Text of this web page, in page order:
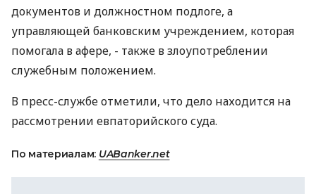
документов и должностном подлоге, а
управляющей банковским учреждением, которая
помогала в афере, - также в злоупотреблении
служебным положением.
В пресс-службе отметили, что дело находится на
рассмотрении евпаторийского суда.
По материалам: UABanker.net